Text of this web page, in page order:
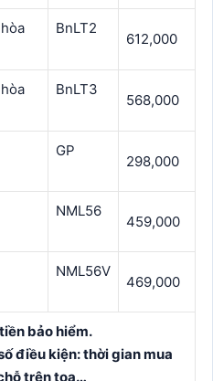
BnLT2
612,000
BnLT3
568,000
GP
298,000
NML56
459,000
NML56V
469,000
bảo hiểm.
điều kiện: thời gian mua
trên toa…